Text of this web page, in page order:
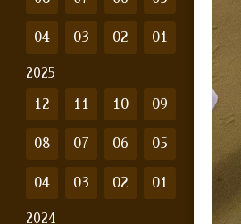
04 03 02 01
2025
12 11 10 09
08 07 06 05
04 03 02 01
2024